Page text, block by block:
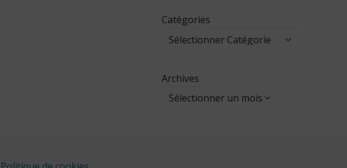
Catégories
Archives